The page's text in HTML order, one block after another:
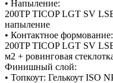
• Напыление:
200TP TICOP LGT SV
напыление
• Контактное формование:
200TP TICOP LGT SV
м2 + ровинговая
Финишный слой:
• Топкоут: Гелькоут ISO